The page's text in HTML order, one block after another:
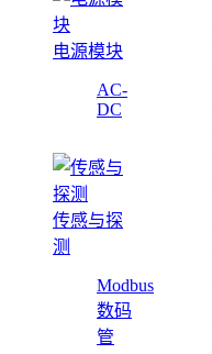
电源模块
AC-
DC
传感与探
测
Modbus
数码
管